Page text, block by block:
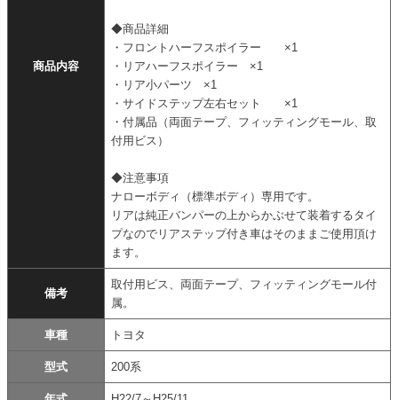
商品内容
◆商品詳細
・フロントハーフスポイラー ×1
・リアハーフスポイラー ×1
・リア小パーツ ×1
・サイドステップ左右セット ×1
・付属品（両面テープ、フィッティングモール、取
付用ビス）
◆注意事項
ナローボディ（標準ボディ）専用です。
リアは純正バンパーの上からかぶせて装着するタイ
プなのでリアステップ付き車はそのままご使用頂け
ます。
備考
取付用ビス、両面テープ、フィッティングモール付
属。
車種 トヨタ
型式 200系